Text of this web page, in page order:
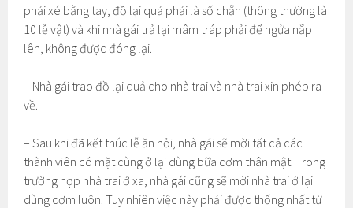
phải xé bằng tay, đồ lại quả phải là số chẵn (thông thường là
10 lễ vật) và khi nhà gái trả lại mâm tráp phải để ngửa nắp
lên, không được đóng lại.
– Nhà gái trao đồ lại quả cho nhà trai và nhà trai xin phép ra
về.
– Sau khi đã kết thúc lễ ăn hỏi, nhà gái sẽ mời tất cả các
thành viên có mặt cùng ở lại dùng bữa cơm thân mật. Trong
trường hợp nhà trai ở xa, nhà gái cũng sẽ mời nhà trai ở lại
dùng cơm luôn. Tuy nhiên việc này phải được thống nhất từ